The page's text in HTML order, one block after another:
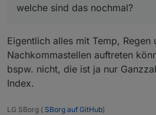
welche sind das nochmal?
Eigentlich alles mit Temp, Regen
Nachkommastellen auftreten
bspw. nicht, die ist ja nur
Index.
LG SBorg ( SBorg auf GitHub)